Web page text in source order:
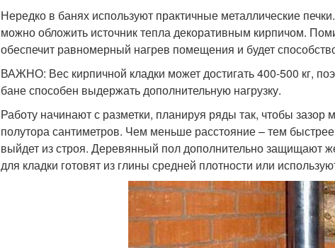
Нередко в банях используют практичные металлические
можно обложить источник тепла декоративным кирпичом.
обеспечит равномерный нагрев помещения и будет
ВАЖНО: Вес кирпичной кладки может достигать 400-500 кг,
бане способен выдержать дополнительную нагрузку.
Работу начинают с разметки, планируя ряды так, чтобы
полутора сантиметров. Чем меньше расстояние – тем
выйдет из строя. Деревянный пол дополнительно защищают
для кладки готовят из глины средней плотности или